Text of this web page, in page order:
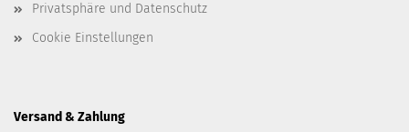
Privatsphäre und Datenschutz
Cookie Einstellungen
Versand & Zahlung